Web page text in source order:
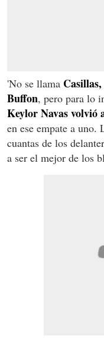
'No se llama
Buffon, pero para lo
Keylor Navas volvió
en ese empate a
cuantas de los
a ser el mejor de los